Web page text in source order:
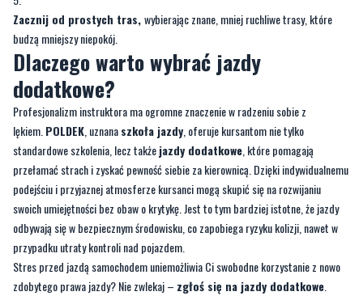
Zacznij od prostych tras,wybierając znane, mniej ruchliwe trasy, które
budzą mniejszy niepokój.
Dlaczego warto wybrać jazdy
dodatkowe?
Profesjonalizm instruktora ma ogromne znaczenie w radzeniu sobie z
lękiem.POLDEK, uznanaszkoła jazdy, oferuje kursantom nie tylko
standardowe szkolenia, lecz takżejazdy dodatkowe, które pomagają
przełamać strach i zyskać pewność siebie za kierownicą. Dzięki indywidualnemu
podejściu i przyjaznej atmosferze kursanci mogą skupić się na rozwijaniu
swoich umiejętności bez obaw o krytykę. Jest to tym bardziej istotne, że jazdy
odbywają się w bezpiecznym środowisku, co zapobiega ryzyku kolizji, nawet w
przypadku utraty kontroli nad pojazdem.
Stres przed jazdą samochodem uniemożliwia Ci swobodne korzystanie z nowo
zdobytego prawa jazdy? Nie zwlekaj – zgłoś się na jazdy dodatkowe.